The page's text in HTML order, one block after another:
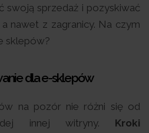
swoją sprzedaż i pozyskiwać
nawet z zagranicy. Na czym
sklepów?
dla e-sklepów
na pozór nie różni się od
innej witryny. Kroki